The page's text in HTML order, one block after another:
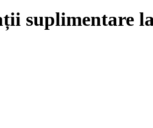
suplimentare